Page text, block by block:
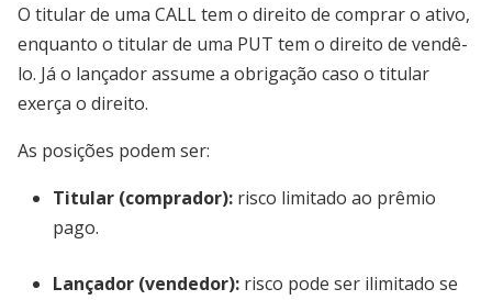
O titular de uma CALL tem o direito de comprar o ativo,
enquanto o titular de uma PUT tem o direito de vendê-
lo. Já o lançador assume a obrigação caso o titular
exerça o direito.
As posições podem ser:
Titular (comprador): risco limitado ao prêmio
pago.
Lançador (vendedor): risco pode ser ilimitado se